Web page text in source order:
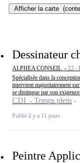
Afficher la carte
Dessinateur
ALPHEA CONSEIL - 22 -
Spécialisée dans la
intervient majoritairement
se distingue par son exigence...
CDI - Temps plein
Publié il y a 11 jours
Peintre